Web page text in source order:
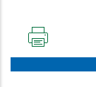
PÁGINA